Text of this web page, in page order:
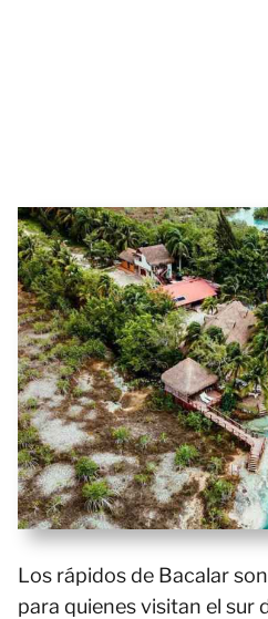
Los rápidos de Bacalar
para quienes visitan el sur